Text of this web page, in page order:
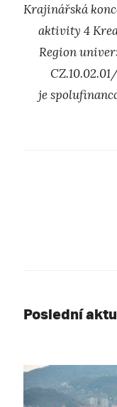
Krajinářská
aktivity 4
Region
je
Poslední